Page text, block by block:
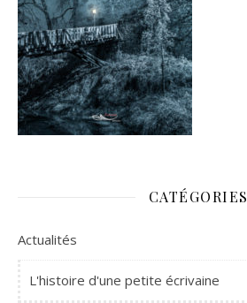
CATÉGORIES
Actualités
L'histoire d'une petite écrivaine